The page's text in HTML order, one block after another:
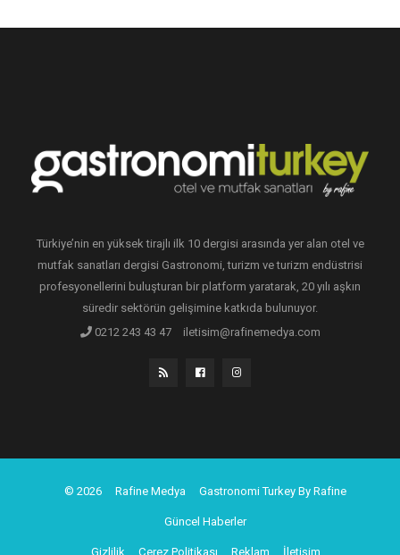
Türkiye’nin en yüksek tirajlı ilk 10 dergisi arasında yer alan otel ve
mutfak sanatları dergisi Gastronomi, turizm ve turizm endüstrisi
profesyonellerini buluşturan bir platform yaratarak, 20 yılı aşkın
süredir sektörün gelişimine katkıda bulunuyor.
0212 243 43 47
iletisim@rafinemedya.com
© 2026 Rafine Medya Gastronomi Turkey By Rafine
Güncel Haberler
Gizlilik Çerez Politikası Reklam İletişim